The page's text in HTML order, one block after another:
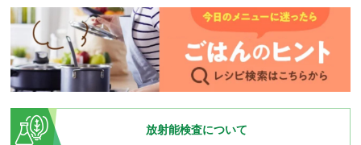
放射能検査について